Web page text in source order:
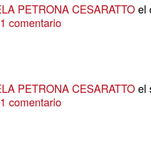
PETRONA CESARATTOel
1 comentario
PETRONA CESARATTOel
1 comentario